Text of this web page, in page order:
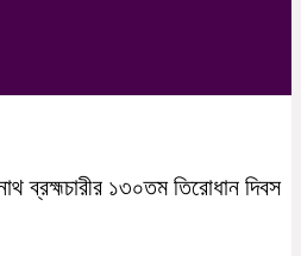
ব্রহ্মচারীর ১৩০তম তিরোধান দিবস